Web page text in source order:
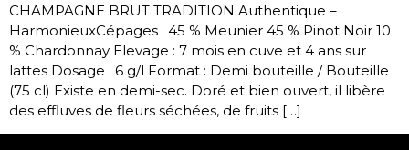
CHAMPAGNE BRUT TRADITION Authentique –
HarmonieuxCépages : 45 % Meunier 45 % Pinot Noir 10
% Chardonnay Elevage : 7 mois en cuve et 4 ans sur
lattes Dosage : 6 g/l Format : Demi bouteille / Bouteille
(75 cl) Existe en demi-sec. Doré et bien ouvert, il libère
des effluves de fleurs séchées, de fruits […]